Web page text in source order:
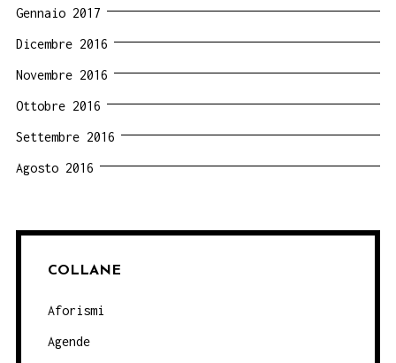
Gennaio 2017
Dicembre 2016
Novembre 2016
Ottobre 2016
Settembre 2016
Agosto 2016
COLLANE
Aforismi
Agende